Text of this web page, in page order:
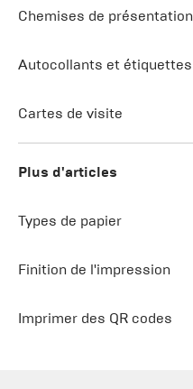
Chemises de présentation
Autocollants et étiquettes
Cartes de visite
Plus d'articles
Types de papier
Finition de l'impression
Imprimer des QR codes